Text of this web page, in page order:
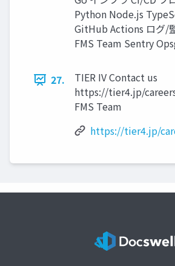
Python Node.js
GitHub Actions ログ/
FMS Team Sentry
27.
TIER IV Contact us
https://tier4.jp/
FMS Team
https://tier4.jp/